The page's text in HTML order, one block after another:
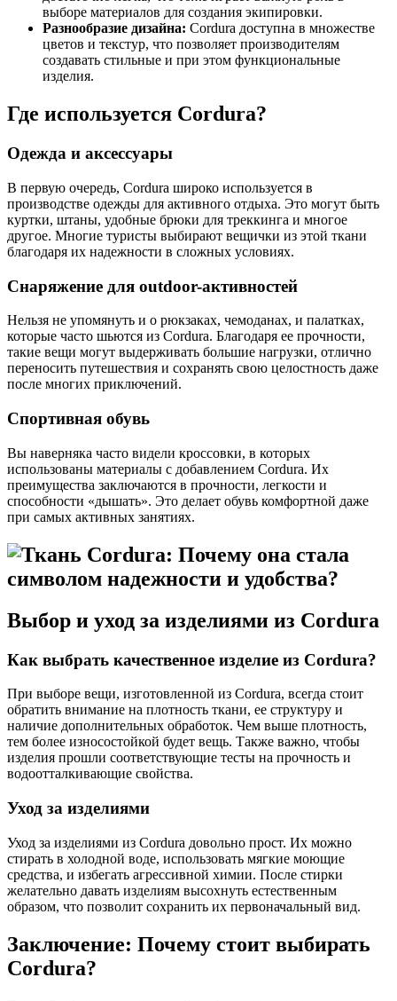
выборе материалов для создания экипировки.
Разнообразие дизайна: Cordura доступна в множестве
цветов и текстур, что позволяет производителям
создавать стильные и при этом функциональные
изделия.
Где используется Cordura?
Одежда и аксессуары
В первую очередь, Cordura широко используется в
производстве одежды для активного отдыха. Это могут быть
куртки, штаны, удобные брюки для треккинга и многое
другое. Многие туристы выбирают вещички из этой ткани
благодаря их надежности в сложных условиях.
Снаряжение для outdoor-активностей
Нельзя не упомянуть и о рюкзаках, чемоданах, и палатках,
которые часто шьются из Cordura. Благодаря ее прочности,
такие вещи могут выдерживать большие нагрузки, отлично
переносить путешествия и сохранять свою целостность даже
после многих приключений.
Спортивная обувь
Вы наверняка часто видели кроссовки, в которых
использованы материалы с добавлением Cordura. Их
преимущества заключаются в прочности, легкости и
способности «дышать». Это делает обувь комфортной даже
при самых активных занятиях.
Выбор и уход за изделиями из Cordura
Как выбрать качественное изделие из Cordura?
При выборе вещи, изготовленной из Cordura, всегда стоит
обратить внимание на плотность ткани, ее структуру и
наличие дополнительных обработок. Чем выше плотность,
тем более износостойкой будет вещь. Также важно, чтобы
изделия прошли соответствующие тесты на прочность и
водоотталкивающие свойства.
Уход за изделиями
Уход за изделиями из Cordura довольно прост. Их можно
стирать в холодной воде, использовать мягкие моющие
средства, и избегать агрессивной химии. После стирки
желательно давать изделиям высохнуть естественным
образом, что позволит сохранить их первоначальный вид.
Заключение: Почему стоит выбирать
Cordura?